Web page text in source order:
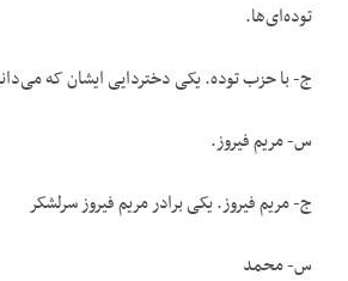
توده‌ای‌ها.
ج- با حزب توده. یکی دختردایی ایشان که
س- مریم فیروز.
ج- مریم فیروز. یکی برادر مریم فیروز سرلشکر
س- محمد